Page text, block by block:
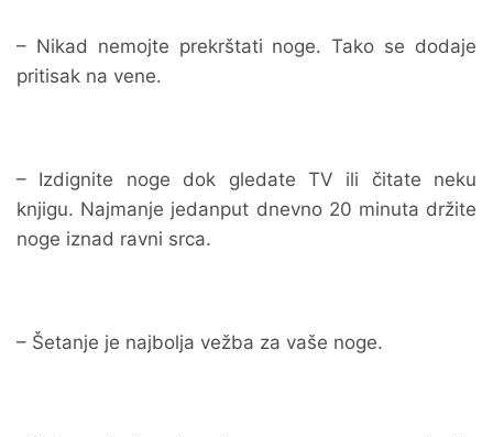
– Nikad nemojte prekrštati noge. Tako se dodaje
pritisak na vene.
– Izdignite noge dok gledate TV ili čitate neku
knjigu. Najmanje jedanput dnevno 20 minuta držite
noge iznad ravni srca.
– Šetanje je najbolja vežba za vaše noge.